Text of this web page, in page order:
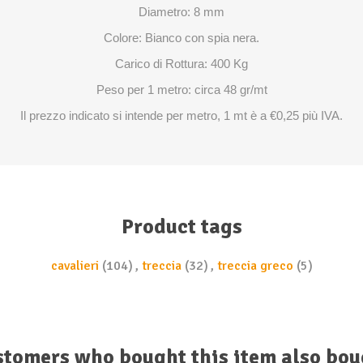
Diametro: 8 mm
Colore: Bianco con spia nera.
Carico di Rottura: 400 Kg
Peso per 1 metro: circa 48 gr/mt
Il prezzo indicato si intende per metro, 1 mt è a €0,25 più IVA.
Product tags
cavalieri (104) , treccia (32) , treccia greco (5)
who bought this item also